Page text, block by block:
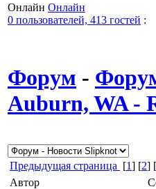
Онлайн Онлайн
0 пользователей, 413 гостей :
Форум -
Auburn, WA -
Предыдущая страница [1] [2] [
Автор